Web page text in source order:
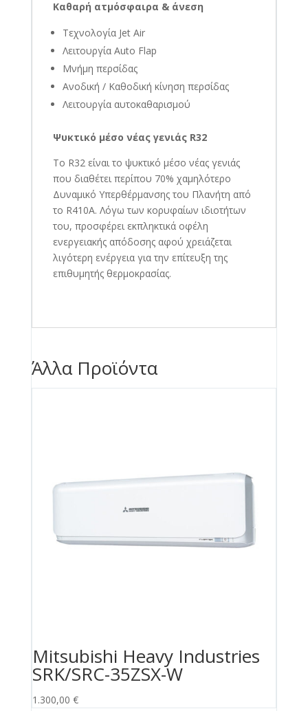
Καθαρή ατμόσφαιρα & άνεση
Τεχνολογία Jet Air
Λειτουργία Auto Flap
Μνήμη περσίδας
Ανοδική / Καθοδική κίνηση περσίδας
Λειτουργία αυτοκαθαρισμού
Ψυκτικό μέσο νέας γενιάς R32
Το R32 είναι το ψυκτικό μέσο νέας γενιάς
που διαθέτει περίπου 70% χαμηλότερο
Δυναμικό Υπερθέρμανσης του Πλανήτη από
το R410A. Λόγω των κορυφαίων ιδιοτήτων
του, προσφέρει εκπληκτικά οφέλη
ενεργειακής απόδοσης αφού χρειάζεται
λιγότερη ενέργεια για την επίτευξη της
επιθυμητής θερμοκρασίας.
Άλλα Προϊόντα
Mitsubishi Heavy Industries
SRK/SRC-35ZSX-W
1.300,00 €